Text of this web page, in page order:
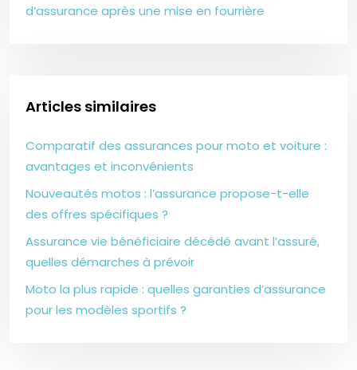
d’assurance après une mise en fourrière
Articles similaires
Comparatif des assurances pour moto et voiture :
avantages et inconvénients
Nouveautés motos : l’assurance propose-t-elle
des offres spécifiques ?
Assurance vie bénéficiaire décédé avant l’assuré,
quelles démarches à prévoir
Moto la plus rapide : quelles garanties d’assurance
pour les modèles sportifs ?